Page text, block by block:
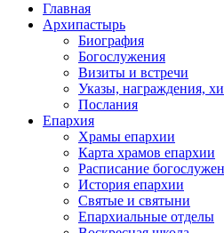
Главная
Архипастырь
Биография
Богослужения
Визиты и встречи
Указы, награждения,
Послания
Епархия
Храмы епархии
Карта храмов епархии
Расписание
История епархии
Святые и святыни
Епархиальные отделы